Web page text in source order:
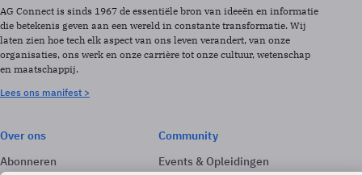
AG Connect is sinds 1967 de essentiële bron van ideeën en informatie
die betekenis geven aan een wereld in constante transformatie. Wij
laten zien hoe tech elk aspect van ons leven verandert, van onze
organisaties, ons werk en onze carrière tot onze cultuur, wetenschap
en maatschappij.
Lees ons manifest >
Over ons
Abonneren
Community
Events & Opleidingen